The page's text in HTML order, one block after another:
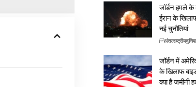
जॉर्डन हमले के
ईरान के
नई चुनौतियां
अंतरराष्ट्रीयदुनिया
जॉर्डन में
के खिलाफ
क्या है जमीनी